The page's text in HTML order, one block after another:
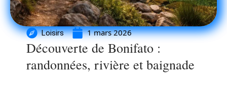
Loisirs 1 mars 2026
Découverte de Bonifato :
randonnées, rivière et baignade